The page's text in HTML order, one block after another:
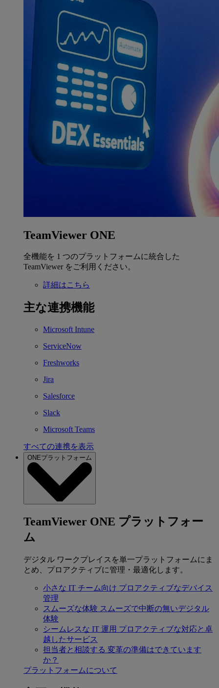
TeamViewer ONE
全機能を 1 つのプラットフォームに統合した
TeamViewer をご利用ください。
詳細はこちら
主な連携機能
Microsoft Intune
ServiceNow
Freshworks
Jira
Salesforce
Slack
Microsoft Teams
すべての連携を表示
ONEプラットフォーム
TeamViewer ONE プラットフォー
ム
デジタル ワークプレイスを単一プラットフォームにま
とめ、プロアクティブに管理・最適化します。
小さな IT チーム向け プロアクティブなデバイス
管理
スムーズな体験 スムーズで中断の無いデジタル
体験
シームレスな IT 運用 プロアクティブな対応と卓
越したサービス
担当者と相談する 変革の準備はできています
か？
プラットフォームについて